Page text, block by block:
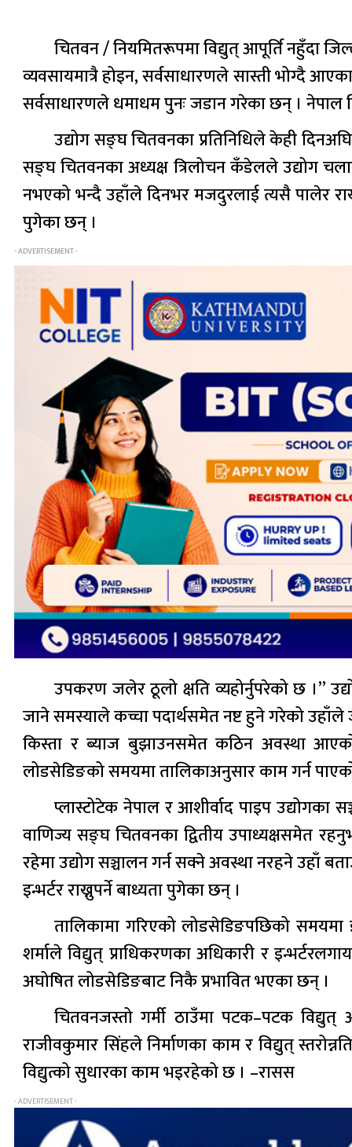
चितवन / नियमितरूपमा विद्युत् आपूर्ति नहुँदा
व्यवसायमात्रै होइन, सर्वसाधारणले सास्ती भोग्दै
सर्वसाधारणले धमाधम पुनः जडान गरेका छन् । नेपाल
उद्योग सङ्घ चितवनका प्रतिनिधिले केही
सङ्घ चितवनका अध्यक्ष त्रिलोचन कँडेलले उद्योग
नभएको भन्दै उहाँले दिनभर मजदुरलाई त्यसै पालेर
पुगेका छन् ।
- ADVERTISEMENT -
उपकरण जलेर ठूलो क्षति व्यहोर्नुपरेको छ ।”
जाने समस्याले कच्चा पदार्थसमेत नष्ट हुने गरेको
किस्ता र ब्याज बुझाउनसमेत कठिन अवस्था आएको
लोडसेडिङको समयमा तालिकाअनुसार काम गर्न
प्लास्टोटेक नेपाल र आशीर्वाद पाइप उद्योगका
वाणिज्य सङ्घ चितवनका द्वितीय उपाध्यक्षसमेत
रहेमा उद्योग सञ्चालन गर्न सक्ने अवस्था नरहने उहाँ
इन्भर्टर राख्नुपर्ने बाध्यता पुगेका छन् ।
तालिकामा गरिएको लोडसेडिङपछिको समयमा
शर्माले विद्युत् प्राधिकरणका अधिकारी र
अघोषित लोडसेडिङबाट निकै प्रभावित भएका छन् ।
चितवनजस्तो गर्मी ठाउँमा पटक–पटक
राजीवकुमार सिंहले निर्माणका काम र विद्युत्
विद्युत्को सुधारका काम भइरहेको छ । –रासस
- ADVERTISEMENT -